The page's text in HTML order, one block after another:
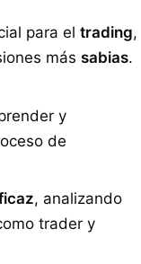
para el trading,
más sabias.
y
de
, analizando
trader y